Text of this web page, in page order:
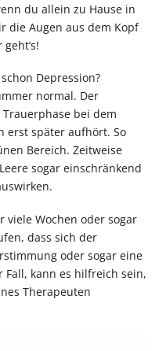
du allein zu Hause in
die Augen aus dem Kopf
Depression?
normal. Der
bei dem
erst später aufhört. So
Bereich. Zeitweise
sogar einschränkend
viele Wochen oder sogar
dass sich der
oder sogar eine
Fall, kann es hilfreich sein,
Therapeuten